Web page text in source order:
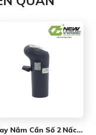
Nắm Cần Số 2 Nấc